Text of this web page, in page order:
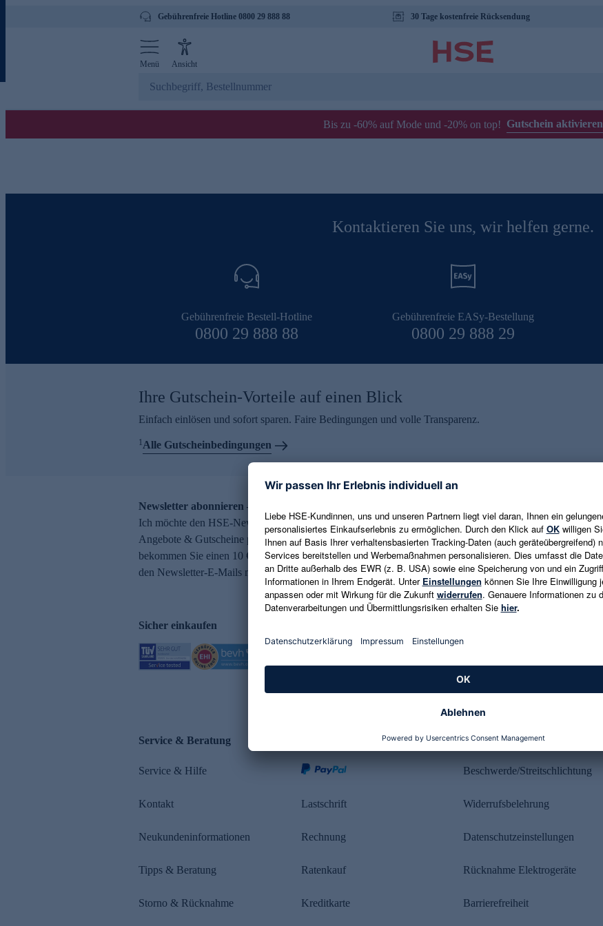
Gebührenfreie Hotline 0800 29 888 88 30 Tage kostenfreie Rücksendung
Menü Ansicht
Bis zu -60% auf Mode und -20% on top! Gutschein aktivieren
Kontaktieren Sie uns, wir helfen gerne.
Gebührenfreie Bestell-Hotline
0800 29 888 88
Gebührenfreie EASy-Bestellung
0800 29 888 29
Ihre Gutschein-Vorteile auf einen Blick
Einfach einlösen und sofort sparen. Faire Bedingungen und volle Transparenz.
1Alle Gutscheinbedingungen
Newsletter abonnieren – 10 € Gutschein erhalten
Ich möchte den HSE-Newsletter abonnieren und aktuelle Trends,
Angebote & Gutscheine per E-Mail erhalten. Als Dankeschön
bekommen Sie einen 10 € Gutschein. Eine Abmeldung ist jederzeit in
den Newsletter-E-Mails möglich.
E-Mail-Adresse eingeben
Es gelten die Datenschutzrichtlinien
Sicher einkaufen
Service & Beratung
Service & Hilfe
Kontakt
Neukundeninformationen
Tipps & Beratung
Storno & Rücknahme
Lastschrift
Rechnung
Ratenkauf
Kreditkarte
Rechtliches
Beschwerde/Streitschlichtung
Widerrufsbelehrung
Datenschutzeinstellungen
Rücknahme Elektrogeräte
Barrierefreiheit